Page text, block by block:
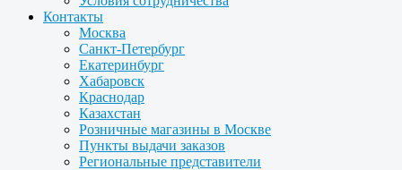
Контакты
Москва
Санкт-Петербург
Екатеринбург
Хабаровск
Краснодар
Казахстан
Розничные магазины в Москве
Пункты выдачи заказов
Региональные представители